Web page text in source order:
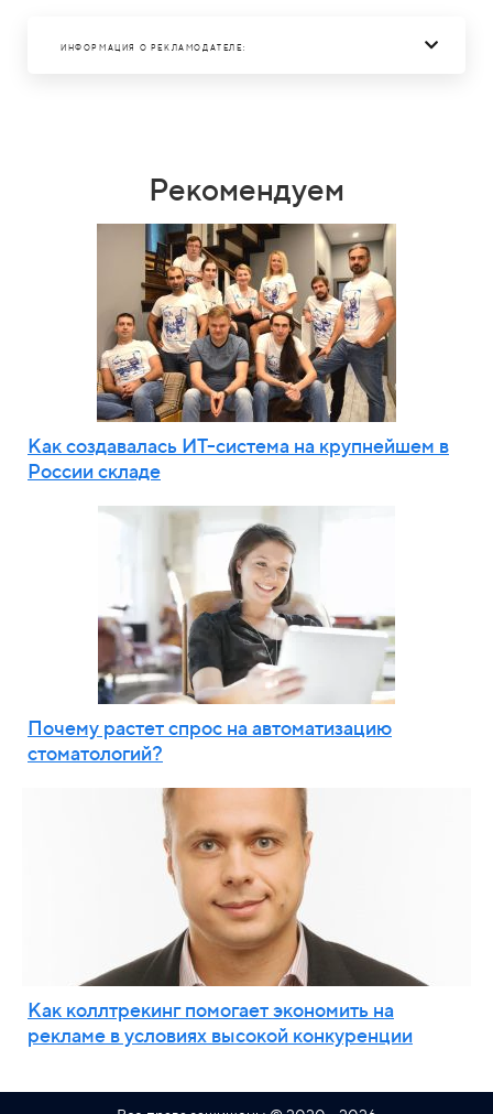
ИНФОРМАЦИЯ О РЕКЛАМОДАТЕЛЕ:
Рекомендуем
Как создавалась ИТ-система на крупнейшем в
России складе
Почему растет спрос на автоматизацию
стоматологий?
Как коллтрекинг помогает экономить на
рекламе в условиях высокой конкуренции